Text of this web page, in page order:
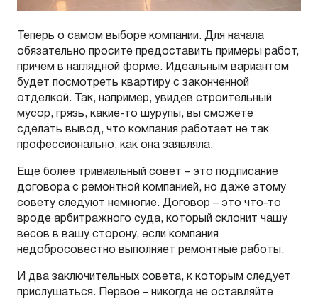
Теперь о самом выборе компании. Для начала
обязательно просите предоставить примеры работ,
причем в наглядной форме. Идеальным вариантом
будет посмотреть квартиру с законченной
отделкой. Так, например, увидев строительный
мусор, грязь, какие-то шурупы, вы сможете
сделать вывод, что компания работает не так
профессионально, как она заявляла.
Еще более тривиальный совет – это подписание
договора с ремонтной компанией, но даже этому
совету следуют немногие. Договор – это что-то
вроде арбитражного суда, который склонит чашу
весов в вашу сторону, если компания
недобросовестно выполняет ремонтные работы.
И два заключительных совета, к которым следует
прислушаться. Первое – никогда не оставляйте